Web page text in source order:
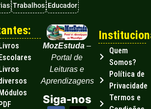
Trabalhos Educador
MozEstuda –
Portal de
Leituras e
Aprendizagens
Siga-nos
Quem
Somos?
Política de
Privacidade
Termos e